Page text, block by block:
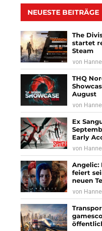
NEUESTE BEITRÄGE
The
startet
Steam
von
THQ
August
von
Ex
Early
von
Angelic:
feiert
neuen
von